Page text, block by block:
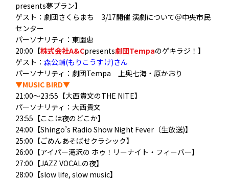
presents夢プラン】
ゲスト：劇団さくらまち 3/17開催 演劇について＠中央市民
センター
パーソナリティ：東園恵
20:00【株式会社A&Cpresents劇団Tempaのゲキラジ！】
ゲスト： 森公輔(もりこうすけ)さん
パーソナリティ：劇団Tempa 上奥七海・原かおり
▼MUSIC BIRD▼
21:00～23:55【大西貴文のTHE NITE】
パーソナリティ：大西貴文
23:55【ここは夜のどこか】
24:00【Shingo’s Radio Show Night Fever（生放送)】
25:00【ごめんあそばせクラシック】
26:00【アイパー滝沢の ホゥ！リーナイト・フィーバー】
27:00【JAZZ VOCALの夜】
28:00【slow life, slow music】